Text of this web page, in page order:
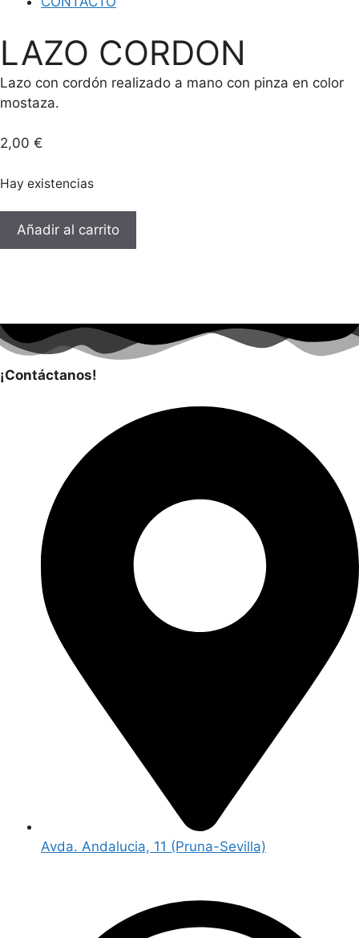
LAZO CORDON
Lazo con cordón realizado a mano con pinza en color
mostaza.
2,00 €
Hay existencias
LAZO
CORDON
Añadir al carrito
¡Contáctanos!
Avda. Andalucia, 11 (Pruna-Sevilla)